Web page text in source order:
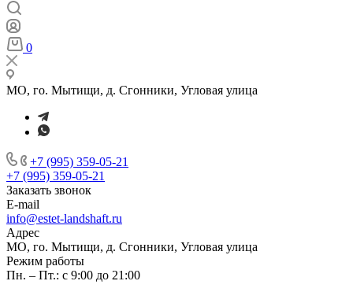
0
МО, го. Мытищи, д. Сгонники, Угловая улица
+7 (995) 359-05-21
+7 (995) 359-05-21
Заказать звонок
E-mail
info@estet-landshaft.ru
Адрес
МО, го. Мытищи, д. Сгонники, Угловая улица
Режим работы
Пн. – Пт.: с 9:00 до 21:00